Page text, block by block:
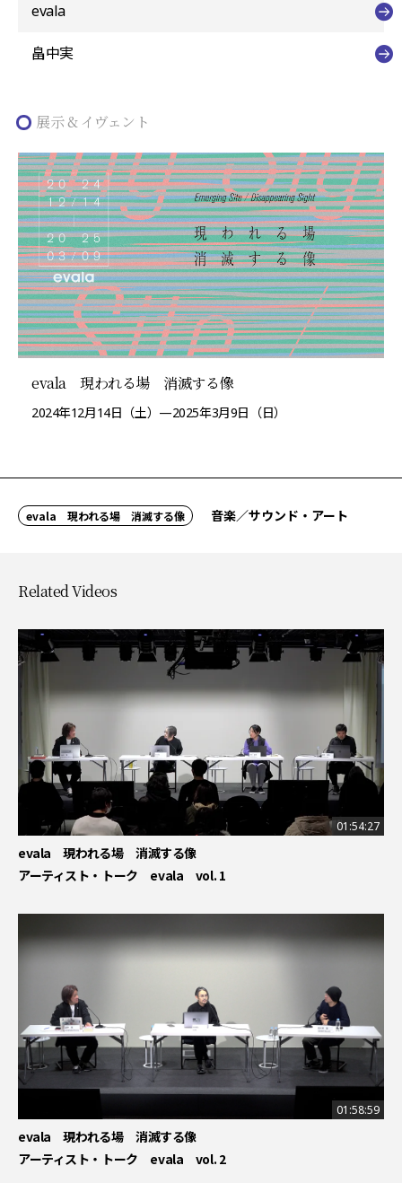
evala
畠中実
展示 & イヴェント
evala 現われる場 消滅する像
2024年12月14日（土）—2025年3月9日（日）
evala 現われる場 消滅する像 音楽／サウンド・アート
Related Videos
01:54:27
evala 現われる場 消滅する像
アーティスト・トーク evala vol. 1
01:58:59
evala 現われる場 消滅する像
アーティスト・トーク evala vol. 2